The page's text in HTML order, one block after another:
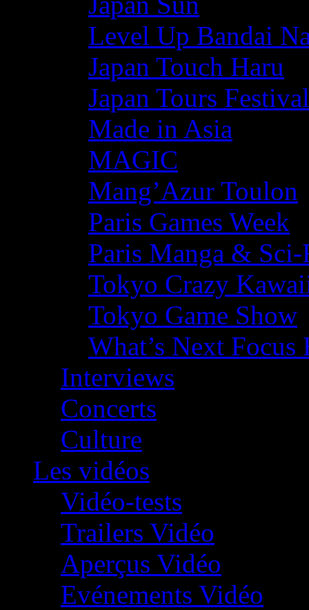
Level Up Bandai
Japan Touch Haru
Japan Tours Festival
Made in Asia
MAGIC
Mang’Azur Toulon
Paris Games Week
Paris Manga &
Tokyo Crazy
Tokyo Game Show
What’s Next
Interviews
Concerts
Culture
Les vidéos
Vidéo-tests
Trailers Vidéo
Aperçus Vidéo
Evénements Vidéo